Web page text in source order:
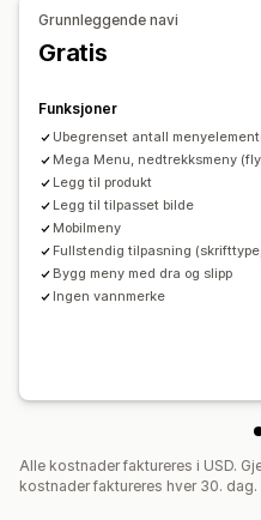
Dra-og-slipp-
Animasjoner
Mobilresponsiv
Grunnleggende navi
Gratis
Funksjoner
Ubegrenset antall
Mega Menu, nedtrekksmeny
Legg til produkt
Legg til tilpasset bilde
Mobilmeny
Fullstendig tilpasning
Bygg meny med dra og slipp
Ingen vannmerke
Alle kostnader faktureres i USD.
kostnader faktureres hver 30. dag.